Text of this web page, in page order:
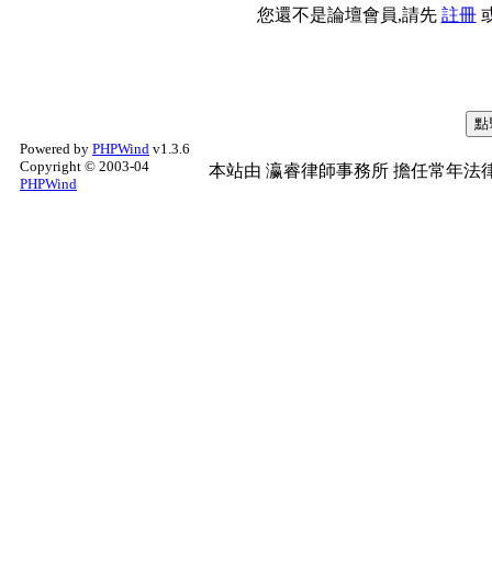
您還不是論壇會員,請先 註冊
Powered by PHPWind v1.3.6
Copyright © 2003-04
PHPWind
本站由 瀛睿律師事務所 擔任常年法